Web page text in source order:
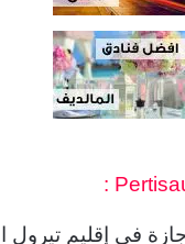
:
في إقليم تيرول